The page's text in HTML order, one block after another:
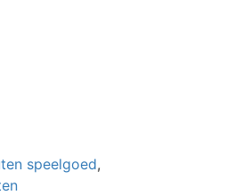
speelgoed,